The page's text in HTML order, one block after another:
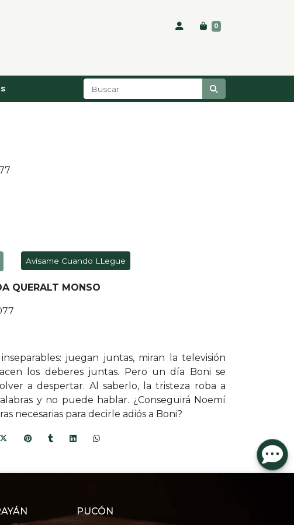
0
Avísame Cuando LLegue
QUERALT MONSO
juegan juntas, miran la televisión
los deberes juntas. Pero un día Boni se
a despertar. Al saberlo, la tristeza roba a
y no puede hablar. ¿Conseguirá Noemí
necesarias para decirle adiós a Boni?
PUCÓN